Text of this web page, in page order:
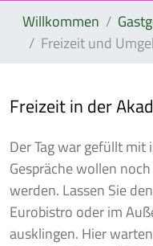
Willkommen
Freizeit und
Freizeit in der
Der Tag war gefüllt
Gespräche wollen
werden. Lassen Sie
Eurobistro oder im
ausklingen. Hier